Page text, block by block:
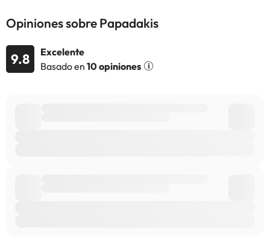
Opiniones sobre Papadakis
9.8
Excelente
Basado en 10 opiniones